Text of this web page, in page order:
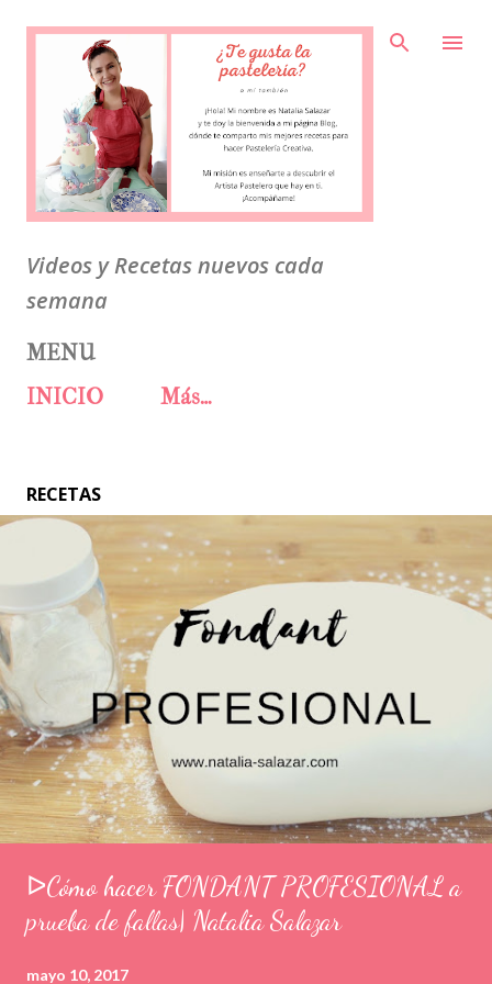
Ir al contenido principal
Videos y Recetas nuevos cada
semana
MENU
INICIO
Más…
RECETAS
ᐅCómo hacer FONDANT PROFESIONAL a
prueba de fallas| Natalia Salazar
mayo 10, 2017